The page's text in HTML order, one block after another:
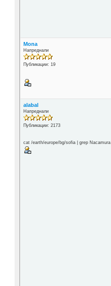
Mona
Напреднали
Публикации: 19
alabal
Напреднали
Публикации: 2173
cat /earth/europe/bg/sofia | grep Nacamura